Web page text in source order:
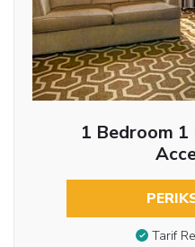
1 Bedroom 1
Tarif